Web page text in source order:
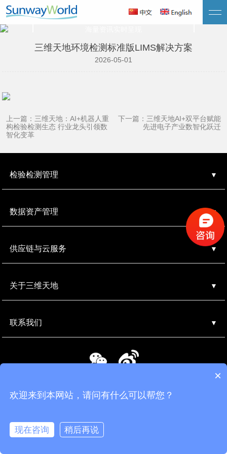
新闻资讯
三维天地环境检测标准版LIMS解决方案
2026-05-01
上一篇：三维天地：AI+机器人重
构检验检测生态 行业龙头引领数
智化变革
下一篇：三维天地AI+双平台赋能
先进电子产业数智化跃迁
检验检测管理
数据资产管理
供应链与云服务
关于三维天地
联系我们
400-686-4199
Copyright © 2022 北京三维天地科技股份有限公司，All rights
×
欢迎来到本网站，请问有什么可以帮您？
现在咨询 稍后再说